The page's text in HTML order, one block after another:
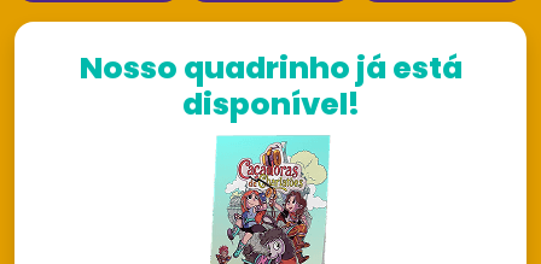
Nosso quadrinho já está
disponível!